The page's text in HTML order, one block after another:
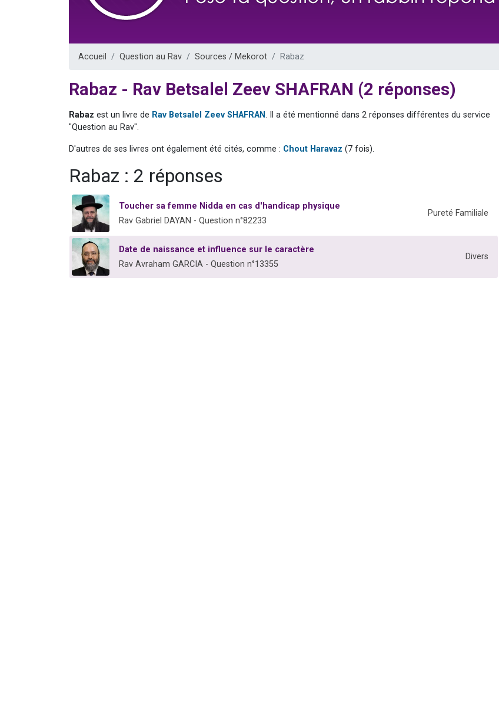
2 nouvelles musiques dans Torah-Box Music
Accueil Question au Rav Sources / Mekorot Rabaz
Rabaz - Rav Betsalel Zeev SHAFRAN (2 réponses)
Rabaz est un livre de Rav Betsalel Zeev SHAFRAN. Il a été mentionné dans 2 réponses différentes du service
"Question au Rav".
D'autres de ses livres ont également été cités, comme : Chout Haravaz (7 fois).
Rabaz : 2 réponses
Toucher sa femme Nidda en cas d'handicap physique
Rav Gabriel DAYAN - Question n°82233
Pureté Familiale
Date de naissance et influence sur le caractère
Rav Avraham GARCIA - Question n°13355
Divers